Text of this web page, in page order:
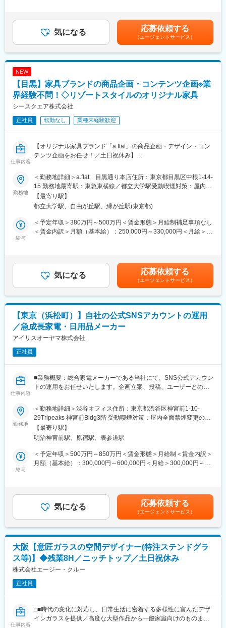
『つぶれないロマンのある会社づくり』
当社の創業メンバーは、以前勤務していた会社が倒産し、それに
より多くの従業員やその家族、債権者が路頭に迷うという不幸を
この時、当社会長 野村正治が当時の部下（同志）を集め、『絶対
雑貨品の卸売業を行う『同志社』（後に今のドウシシャに名称変
更を行いました）を創業いたしました。
また、マーケティング、知的財産、ブランディングなどの視点か
ら、デザインを事業価値につなげる「デザインマネジメント」に
も関わっていただきます。
・市場調査、競合製品のリサーチ・分析
・製品コンセプトの立案
・デザイン提案およびアイデア検討
・3DCADを活用した設計検討
・試作品の確認、評価、改善提案
・企画開発部門、開発部門、営業戦略部門、協力会社との打ち合
わせ
●業務のポイント：
商品企画部門から上がってきたアイデアや要望をもとに、ユーザ
ー視点とものづくりの視点を融合させながら、製品コンセプトや
デザインとして具現化していただきます。
また、意匠デザインだけでなく、マーケティング・知的財産・ブ
ランディングなどの観点を取り入れた「デザインマネジメント」
●当社の魅力：当社は1966年に米国インター・メトロ社との技術
提携により設立され、日本国内でエレクターシェルフの販売独占
権を取得しました。機能性・安全性・デザイン性に優れた製品
支持されています。また、医療現場で使用される「温冷配膳車」
も全国トップクラスのシェアを誇り、安定した経営基盤を築いて
います。
変更の範囲：会社の定める業務
じて上下する可能性があります。月給(月額)は固定手当を含めた表
記です。気になる 応募依頼する
（エージェントサービス）
NEW
【目黒】家具ブランドの商品企画・コンテンツ企画※業
界経験不問！◇リゾートスタイルのオリジナル家具
シースクエア株式会社
正社員 転勤なし 業種未経験歓迎
仕事内容
【オリジナル家具ブランド「a.flat」の商品企画・デザイン・コン
テンツ企画をお任せ！／土日祝休み】
■業務内容：
商品企画を中心に、自社HPやカタログに掲載する商品ぺージやコ
ンテンツ企画、撮影・アップ作業などをお任せします。
カメラマン、ライター、デザイナー、スタイリストといった外部
パートナーとも連携を図りながら、各分野スペシャリストの能力
を結集し、ブランドの魅力を世に伝えるための商品／コンテンツ
企画を手掛けるホジションです。
【変更の範囲：会社の定める範囲】
・家具の新規デザイン・既存家具のリニューアル
（ロングセラー商品が多い為リニューアルがメインになります）
・カタログ・自社HPのデザイン
ナーにもしております。
将来的にはブランド運営の全般やブランドマネジメントにも携わ
って頂きたいと考えております。
■配属先：
現在はこちらのポジションは２名が在籍しています（うち1名が欠
見交換が可能です。
仕事の質を高めていくことに期待しています。
例えばコンテンツ企画であれば、「スマホと連動したカタログと
はどんなものだろう」といったことを考え、今の時代に合った見
せ方やマーケティング手法を実践していってほしいと考えていま
めにどんなコンテンツをつくるか」こういった基礎的なひとつひ
とつのタスクに丁寧に取り組みながら、一歩ずつ成長していきま
a.fiatはお客様にプレミアムな商品価値、接客サービスを提案する
ブランドとして、2001年にスタートしました。意識しているの
は、「質と効率性」です。8時間という勤務時間内で質と効率性を
上けるために不可欠なのは『ITのカ』です。そのため、業務シス
テムによる効率化を行うと共に、間取りの3Dシミュレーションツ
ールや情報共有ツールを導入することで、個々人の得意を活かし
つつ、接客の質を高めています。
変更の範囲：会社の定める業務
勤務地
＜勤務地詳細＞a.flat 目黒通り本店住所：東京都目黒区中根1-14-
15 勤務地最寄駅：東急東横線／都立大学駅受動喫煙対策：屋内全
面禁煙変更の範囲：本文参照
【最寄り駅】
都立大学駅、自由が丘駅、緑が丘駅(東京都)
給与
＜予定年収＞380万円～500万円＜賃金形態＞月給制補足事項なし
＜賃金内訳＞月額（基本給）：250,000円～330,000円＜月給＞
円+役職手当+賞与）（例2）400万円 入社2年目（月給27万円
+賞与）賃金はあくまでも目安の金額であり、選考を通じて上下す
る可能性があります。月給(月額)は固定手当を含めた表記です。
気になる 応募依頼する
（エージェントサービス）
【東京（浜松町）】自社の公式SNSアカウントの運用
／急成長家電・日用品メーカー
アイリスオーヤマ株式会社
正社員
仕事内容
■業務概要：総合家電メーカーである当社にて、SNS公式アカウン
トの運用をお任せいたします。企画立案、投稿、ユーザーとのコ
＜SNS公式アカウント＞
Twitter / Facebook / Instagram / YouTube / TikTok / Note など
※ご経験に応じて、できるところからお任せをしていきます。
【変更の範囲：会社の定める業務】
■配属部署：事業企画室・広報チームに配属となります。
■同社の特徴：同社は「ＬＥＤ照明(法人)」「家電(家電・照明)」
「ホーム（ハードオフィス・ヘルスケア）」「収納・インテリ
入まで行う部署が有り、年間1,000アイテム以上の新商品を作りだ
しています。
■アイリスグループの特徴：
品として代表的なのが、クリア収納ケースです。中身が見えない
潜在的不満に注目し、世界初の透明の収納ケースを開発しまし
た。日本で大ヒットした後、海外にもニーズがあると考え、アメ
中の収納ケースが透明に変わりました。こうして「しまう収納」
から「探す収納」へとその概念を変えたことで、世界の収納文化
こります。移り行く時代の変化にスピーディに対応し、グループ
力を最大限に活用すること。それが新しい需要と市場を創造する
勤務地
＜勤務地詳細＞渋谷オフィス住所：東京都渋谷区神宮前1-10-
29Tripeaks 神宮前Bldg3階 受動喫煙対策：屋内全面禁煙変更の範
囲：本文参照
【最寄り駅】
明治神宮前駅、原宿駅、表参道駅
給与
＜予定年収＞500万円～850万円＜賃金形態＞月給制＜賃金内訳＞
月額（基本給）：300,000円～600,000円＜月給＞300,000円～
る可能性がございます。※休日出勤手当あり※リーダー職は固定残
業手当（50,000円／20～25h／超過分別途支給）※管理監督職は時
間外手当の対象外賃金はあくまでも目安の金額であり、選考を通
じて上下する可能性があります。月給(月額)は固定手当を含めた表
記です。
気になる 応募依頼する
（エージェントサービス）
大阪【意匠ガラスの空間デザイナー(特注ステンドグラ
ス等)】◆残業8H／ニッチトップ／土日祝休み
株式会社エージー・クルー
正社員
仕事内容
□■時代の変化に対応し、日常生活に密着する多様性に富んだデザ
インガラスを提供／高度な大型作品から一般家庭向けのものまで